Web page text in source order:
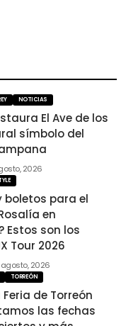
NOTICIAS
El Ave de los
símbolo del
2026
boletos para el
en
Estos son los
Tour 2026
2026
TORREÓN
de Torreón
las fechas